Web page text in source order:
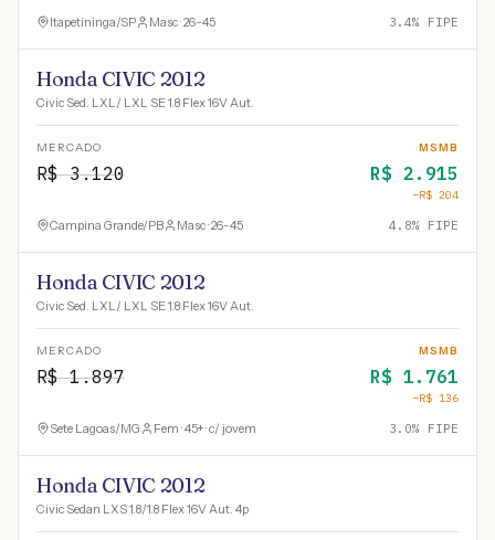
Itapetininga/SP Masc · 26-45 3.4% FIPE
Honda CIVIC 2012
Civic Sed. LXL/ LXL SE 1.8 Flex 16V Aut.
MERCADO
R$3.120
MSMB
R$ 2.915
−R$ 204
Campina Grande/PB Masc · 26-45 4.8% FIPE
Honda CIVIC 2012
Civic Sed. LXL/ LXL SE 1.8 Flex 16V Aut.
MERCADO
R$1.897
MSMB
R$ 1.761
−R$ 136
Sete Lagoas/MG Fem · 45+ · c/ jovem 3.0% FIPE
Honda CIVIC 2012
Civic Sedan LXS 1.8/1.8 Flex 16V Aut. 4p